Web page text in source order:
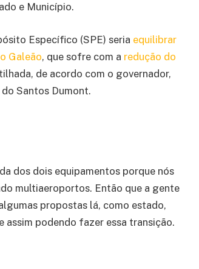
e Município.
Específico (SPE) seria equilibrar
Galeão, que sofre com a redução do
de acordo com o governador,
Santos Dumont.
dos dois equipamentos porque nós
multiaeroportos. Então que a gente
propostas lá, como estado,
podendo fazer essa transição.